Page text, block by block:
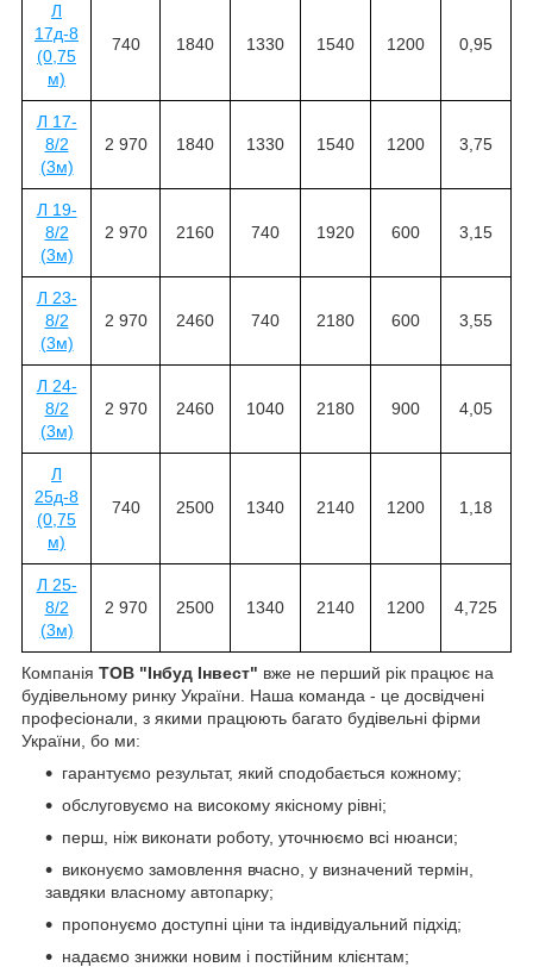
Л
17д-8
(0,75
м)
740 1840 1330 1540 1200 0,95
Л 17-
8/2
(3м)
2 970 1840 1330 1540 1200 3,75
Л 19-
8/2
(3м)
2 970 2160 740 1920 600 3,15
Л 23-
8/2
(3м)
2 970 2460 740 2180 600 3,55
Л 24-
8/2
(3м)
2 970 2460 1040 2180 900 4,05
Л
25д-8
(0,75
м)
740 2500 1340 2140 1200 1,18
Л 25-
8/2
(3м)
2 970 2500 1340 2140 1200 4,725
Компанія ТОВ "Інбуд Інвест" вже не перший рік працює на
будівельному ринку України. Наша команда - це досвідчені
професіонали, з якими працюють багато будівельні фірми
України, бо ми:
гарантуємо результат, який сподобається кожному;
обслуговуємо на високому якісному рівні;
перш, ніж виконати роботу, уточнюємо всі нюанси;
виконуємо замовлення вчасно, у визначений термін,
завдяки власному автопарку;
пропонуємо доступні ціни та індивідуальний підхід;
надаємо знижки новим і постійним клієнтам;